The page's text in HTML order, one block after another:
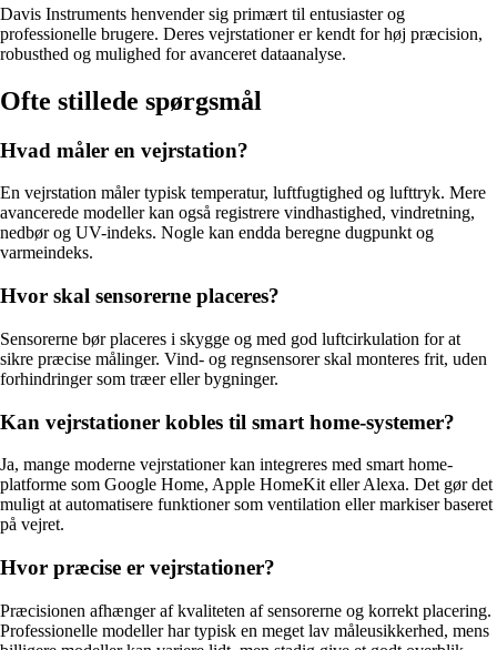
Davis Instruments henvender sig primært til entusiaster og
professionelle brugere. Deres vejrstationer er kendt for høj præcision,
robusthed og mulighed for avanceret dataanalyse.
Ofte stillede spørgsmål
Hvad måler en vejrstation?
En vejrstation måler typisk temperatur, luftfugtighed og lufttryk. Mere
avancerede modeller kan også registrere vindhastighed, vindretning,
nedbør og UV-indeks. Nogle kan endda beregne dugpunkt og
varmeindeks.
Hvor skal sensorerne placeres?
Sensorerne bør placeres i skygge og med god luftcirkulation for at
sikre præcise målinger. Vind- og regnsensorer skal monteres frit, uden
forhindringer som træer eller bygninger.
Kan vejrstationer kobles til smart home-systemer?
Ja, mange moderne vejrstationer kan integreres med smart home-
platforme som Google Home, Apple HomeKit eller Alexa. Det gør det
muligt at automatisere funktioner som ventilation eller markiser baseret
på vejret.
Hvor præcise er vejrstationer?
Præcisionen afhænger af kvaliteten af sensorerne og korrekt placering.
Professionelle modeller har typisk en meget lav måleusikkerhed, mens